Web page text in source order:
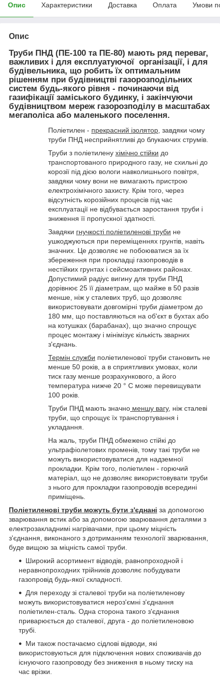
Опис Характеристики Доставка Оплата Умови
Опис
Труби ПНД (ПЕ-100 та ПЕ-80) мають ряд переваг,
важливих і для експлуатуючої організації, і для
будівельника, що робить їх оптимальним
рішенням при будівництві газорозподільних
систем будь-якого рівня - починаючи від
газифікації заміського будинку, і закінчуючи
будівництвом мереж газорозподілу в масштабах
мегаполіса або маленького поселення.
Поліетилен - прекрасний ізолятор , завдяки чому
труби ПНД несприйнятливі до блукаючих струмів.
Труби з поліетилену хімічно стійки до
транспортованого природного газу, не схильні до
корозії під дією вологи навколишнього повітря,
завдяки чому вони не вимагають пристрою
електрохімічного захисту. Крім того, через
відсутність корозійних процесів під час
експлуатації не відбувається заростання труби і
зниження її пропускної здатності.
Завдяки гнучкості поліетиленові труби не
ушкоджуються при переміщеннях грунтів, навіть
значних. Це дозволяє не побоюватися за їх
збереження при прокладці газопроводів в
нестійких грунтах і сейсмоактивних районах.
Допустимий радіус вигину для труби ПНД
дорівнює 25 її діаметрам, що майже в 50 разів
менше, ніж у сталевих труб, що дозволяє
використовувати довгомірні труби діаметром до
180 мм, що поставляються на об'єкт в бухтах або
на котушках (барабанах), що значно спрощує
процес монтажу і мінімізує кількість зварних
з'єднань.
Термін служби поліетиленової труби становить не
менше 50 років, а в сприятливих умовах, коли
тиск газу менше розрахункового, а його
температура нижче 20 ° С може перевищувати
100 років.
Труби ПНД мають значно меншу вагу, ніж сталеві
труби, що спрощує їх транспортування і
укладання.
На жаль, труби ПНД обмежено стійкі до
ультрафіолетових променів, тому такі труби не
можуть використовуватися для надземної
прокладки. Крім того, поліетилен - горючий
матеріал, що не дозволяє використовувати труби
з нього для прокладки газопроводів всередині
приміщень.
Поліетиленові труби можуть бути з'єднані за допомогою
зварювання встик або за допомогою зварювання деталями з
електрозакладнимі нагрівачами, при цьому міцність
з'єднання, виконаного з дотриманням технології зварювання,
буде вищою за міцність самої труби.
Широкий асортимент відводів, равнопроходной і
неравнопроходних трійників дозволяє побудувати
газопровід будь-якої складності.
Для переходу зі сталевої труби на поліетиленову
можуть використовуватися нероз'ємні з'єднання
поліетилен-сталь. Одна сторона такого з'єднання
приварюється до сталевої, друга - до поліетиленовою
трубі.
Ми також постачаємо сідлові відводи, які
використовуються для підключення нових споживачів до
існуючого газопроводу без зниження в ньому тиску на
час врізки.